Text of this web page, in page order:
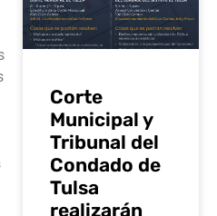
Corte
Municipal y
Tribunal del
Condado de
Tulsa
realizarán